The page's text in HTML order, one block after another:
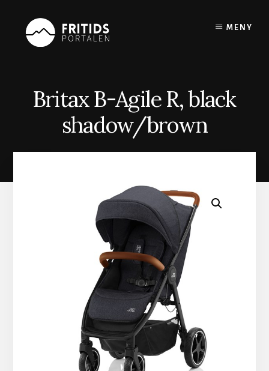
content
MENY
Britax B-Agile R, black
shadow/brown